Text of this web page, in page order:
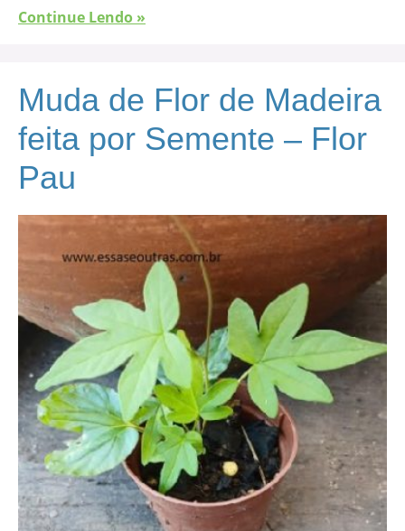
Continue Lendo »
Muda de Flor de Madeira
feita por Semente – Flor
Pau